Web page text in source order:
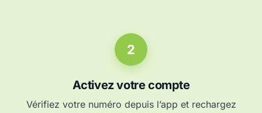
2
Activez votre compte
Vérifiez votre numéro depuis l’app et rechargez